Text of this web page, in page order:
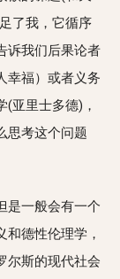
了我，它循序
诉我们后果论者
幸福）或者义务
亚里士多德)，
思考这个问题
是一般会有一个
德性伦理学，
尔斯的现代社会